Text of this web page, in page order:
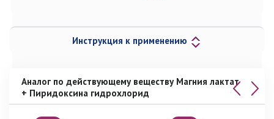
Инструкция к применению
Аналог по действующему веществу Магния лактат
+ Пиридоксина гидрохлорид